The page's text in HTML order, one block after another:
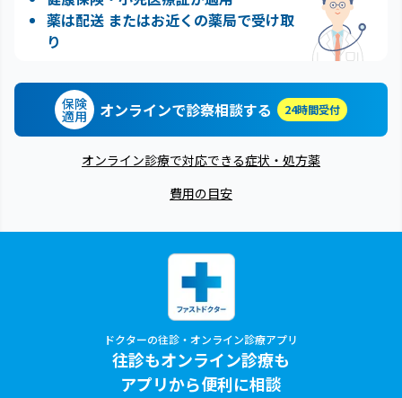
薬は配送 またはお近くの薬局で受け取
り
保険
適用 オンラインで診察相談する 24時間受付
オンライン診療で対応できる症状・処方薬
費用の目安
ドクターの往診・オンライン診療アプリ
往診もオンライン診療も
アプリから便利に相談